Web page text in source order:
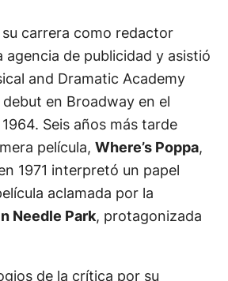
carrera como redactor
agencia de publicidad y asistió
and Dramatic Academy
en Broadway en el
Seis años más tarde
película, Where’s Poppa,
1971 interpretó un papel
aclamada por la
Needle Park, protagonizada
de la crítica por su